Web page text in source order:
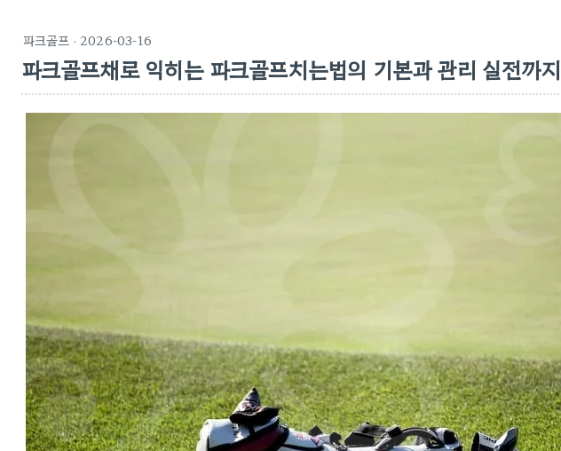
파크골프 · 2026-03-16
파크골프채로 익히는 파크골프치는법의 기본과 관리 실전까지